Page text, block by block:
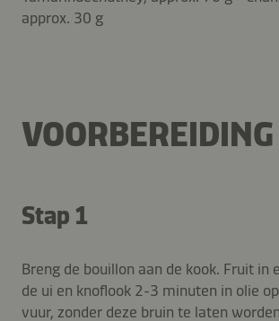
approx. 30 g
VOORBEREIDING
Stap 1
Breng de bouillon aan de kook. Fruit in
de ui en knoflook 2-3 minuten in olie
vuur, zonder deze bruin te laten